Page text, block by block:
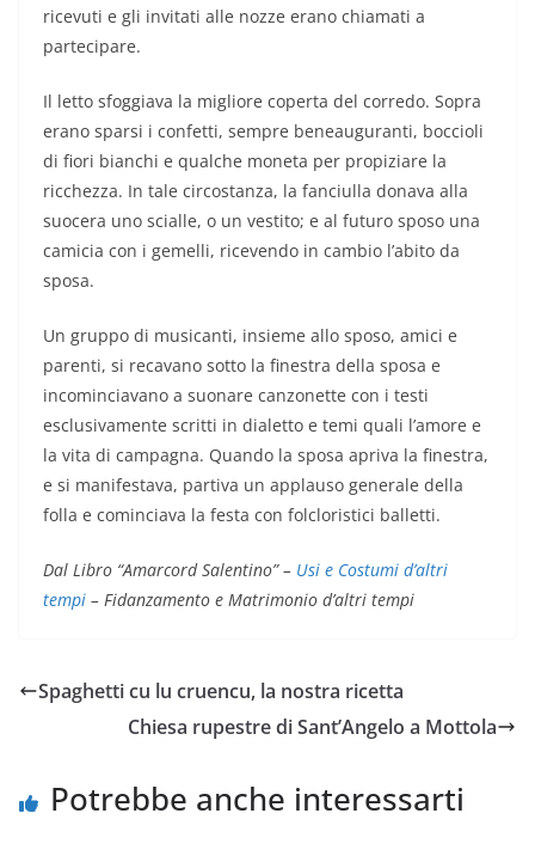
ricevuti e gli invitati alle nozze erano chiamati a
partecipare.
Il letto sfoggiava la migliore coperta del corredo. Sopra
erano sparsi i confetti, sempre beneauguranti, boccioli
di fiori bianchi e qualche moneta per propiziare la
ricchezza. In tale circostanza, la fanciulla donava alla
suocera uno scialle, o un vestito; e al futuro sposo una
camicia con i gemelli, ricevendo in cambio l’abito da
sposa.
Un gruppo di musicanti, insieme allo sposo, amici e
parenti, si recavano sotto la finestra della sposa e
incominciavano a suonare canzonette con i testi
esclusivamente scritti in dialetto e temi quali l’amore e
la vita di campagna. Quando la sposa apriva la finestra,
e si manifestava, partiva un applauso generale della
folla e cominciava la festa con folcloristici balletti.
Dal Libro “Amarcord Salentino” – Usi e Costumi d’altri
tempi – Fidanzamento e Matrimonio d’altri tempi
Spaghetti cu lu cruencu, la nostra ricetta
Chiesa rupestre di Sant’Angelo a Mottola
Potrebbe anche interessarti